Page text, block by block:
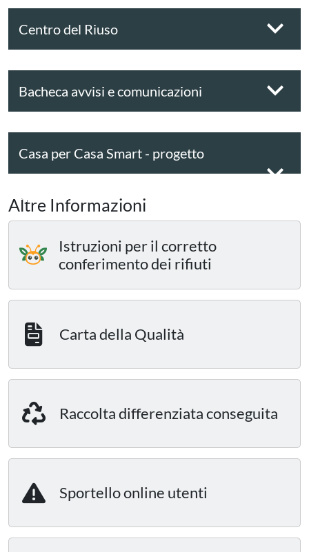
Centro del Riuso
Bacheca avvisi e comunicazioni
Casa per Casa Smart - progetto
Altre Informazioni
Istruzioni per il corretto
conferimento dei rifiuti
Carta della Qualità
Raccolta differenziata conseguita
Sportello online utenti